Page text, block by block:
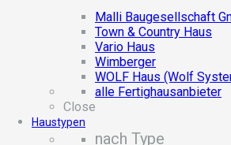
Malli Baugesellschaft
Town & Country Haus
Vario Haus
Wimberger
WOLF Haus (Wolf
alle Fertighausanbieter
Close
Haustypen
nach Type